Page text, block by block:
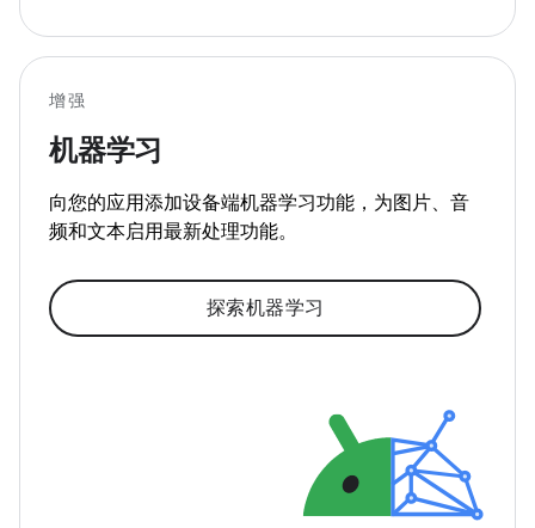
增强
机器学习
向您的应用添加设备端机器学习功能，为图片、音
频和文本启用最新处理功能。
探索机器学习